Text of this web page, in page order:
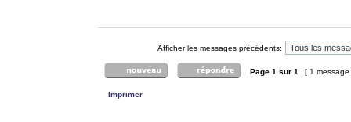
Afficher les messages précédents:
Page 1 sur 1 [ 1
Imprimer